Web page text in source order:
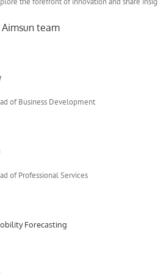
team
of Business Development
of Professional Services
Forecasting